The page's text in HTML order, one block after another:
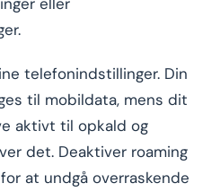
telefonindstillinger. Din
til mobildata, mens dit
aktivt til opkald og
det. Deaktiver roaming
at undgå overraskende